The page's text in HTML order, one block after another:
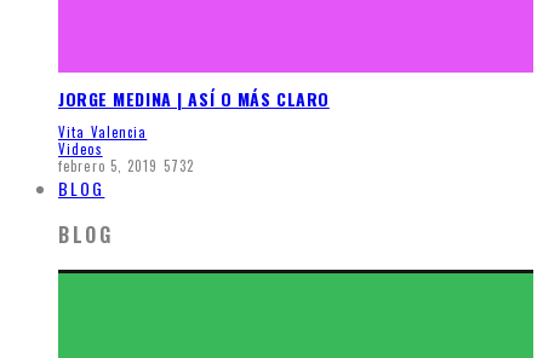
JORGE MEDINA | ASÍ O MÁS CLARO
Vita Valencia
Videos
febrero 5, 2019 5732
BLOG
BLOG